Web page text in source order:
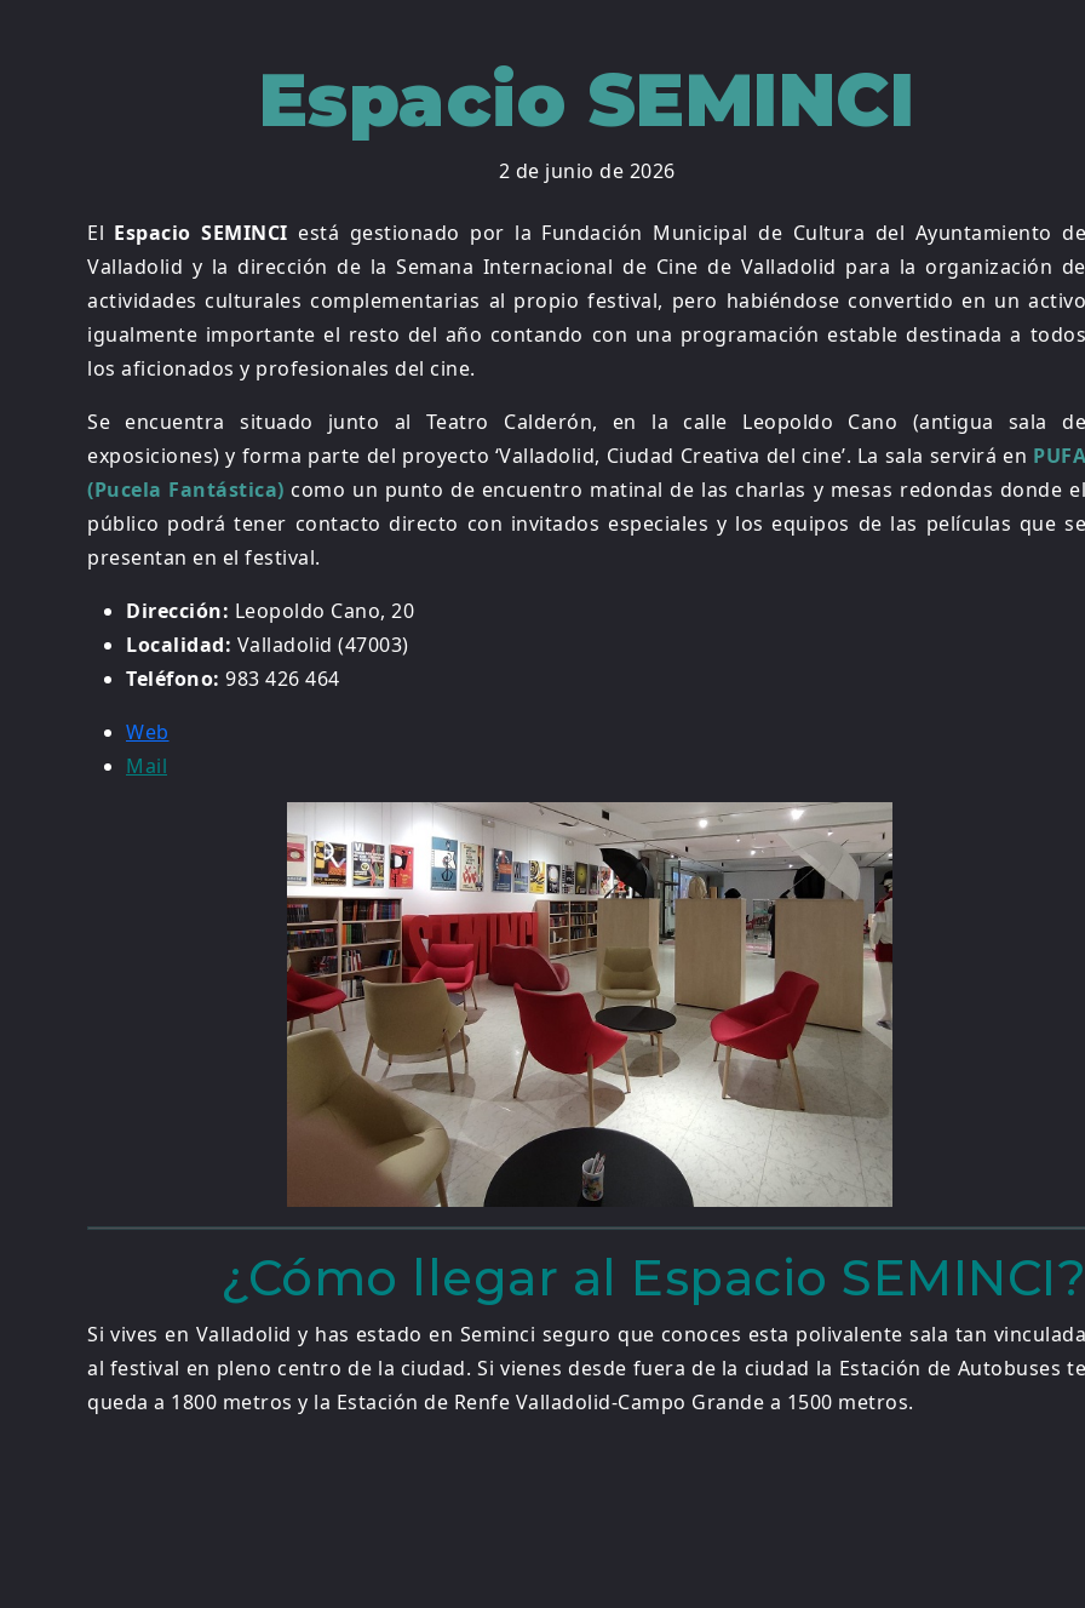
Espacio SEMINCI
2 de junio de 2026
El Espacio SEMINCI está gestionado por la Fundación Municipal de Cultura del Ayuntamiento de
Valladolid y la dirección de la Semana Internacional de Cine de Valladolid para la organización de
actividades culturales complementarias al propio festival, pero habiéndose convertido en un activo
igualmente importante el resto del año contando con una programación estable destinada a todos
los aficionados y profesionales del cine.
Se encuentra situado junto al Teatro Calderón, en la calle Leopoldo Cano (antigua sala de
exposiciones) y forma parte del proyecto ‘Valladolid, Ciudad Creativa del cine’. La sala servirá en PUFA
(Pucela Fantástica) como un punto de encuentro matinal de las charlas y mesas redondas donde el
público podrá tener contacto directo con invitados especiales y los equipos de las películas que se
presentan en el festival.
Dirección: Leopoldo Cano, 20
Localidad: Valladolid (47003)
Teléfono: 983 426 464
Web
Mail
¿Cómo llegar al Espacio SEMINCI?
Si vives en Valladolid y has estado en Seminci seguro que conoces esta polivalente sala tan vinculada
al festival en pleno centro de la ciudad. Si vienes desde fuera de la ciudad la Estación de Autobuses te
queda a 1800 metros y la Estación de Renfe Valladolid-Campo Grande a 1500 metros.